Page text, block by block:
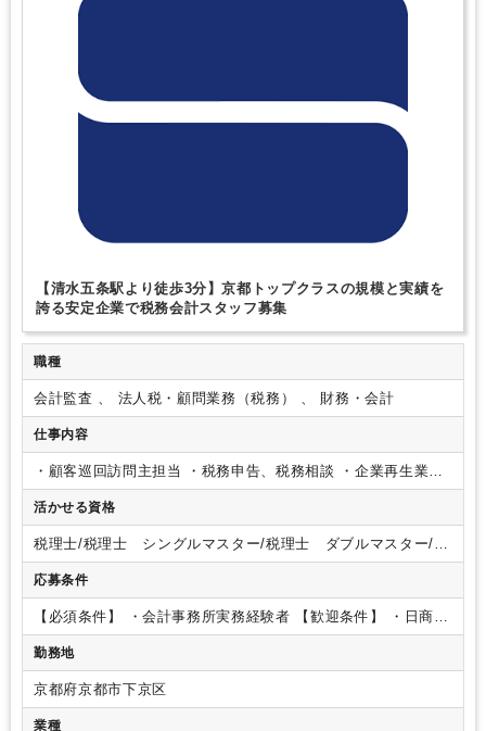
資産税（相続・事業承継）に強み
【清水五条駅より徒歩3分】京都トップクラスの規模と実績を
誇る安定企業で税務会計スタッフ募集
職種
会計監査 、 法人税・顧問業務（税務） 、 財務・会計
仕事内容
・顧客巡回訪問主担当 ・税務申告、税務相談
・企業再生業
務、事業承継業務・経営相談など
活かせる資格
税理士/税理士 シングルマスター/税理士 ダブルマスター/税
理士試験 １科目合格/税理士試験 ２科目合格/税理士試験
３科目合格/税理士試験 ４科目合格/日商簿記 １級/日商簿
応募条件
【必須条件】 ・会計事務所実務経験者 【歓迎条件】
・日商簿
記2級をお持ちの方・税理士試験勉強中の方 【求める人物像】
・社会の変化に対してアンテナを高く張り業務を進めていける
勤務地
京都府京都市下京区
業種